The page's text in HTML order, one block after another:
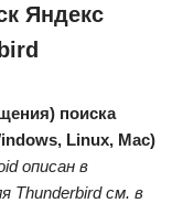
Яндекс
поиска
Linux, Mac)
описан в
Thunderbird см. в